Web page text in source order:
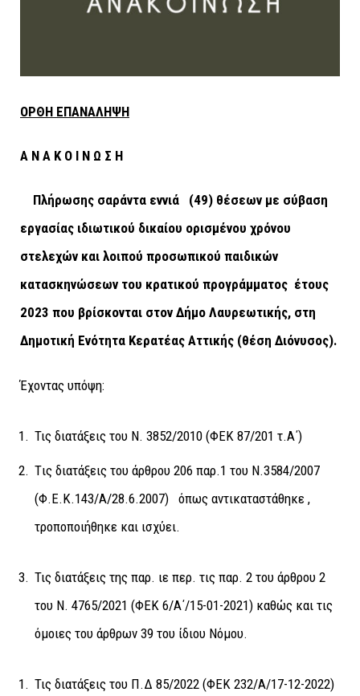
ΟΡΘΗ ΕΠΑΝΑΛΗΨΗ
Α Ν Α Κ Ο Ι Ν Ω Σ Η
Πλήρωσης σαράντα εννιά (49) θέσεων µε σύβαση
εργασίας ιδιωτικού δικαίου ορισμένου χρόνου
στελεχών και λοιπού προσωπικού παιδικών
κατασκηνώσεων του κρατικού προγράμματος έτους
2023 που βρίσκονται στον Δήμο Λαυρεωτικής, στη
Δημοτική Ενότητα Κερατέας Αττικής (θέση Διόνυσος).
Έχοντας υπόψη:
Τις διατάξεις του Ν. 3852/2010 (ΦΕΚ 87/201 τ.Α΄)
Tις διατάξεις του άρθρου 206 παρ.1 του Ν.3584/2007
(Φ.Ε.Κ.143/Α/28.6.2007) όπως αντικαταστάθηκε ,
τροποποιήθηκε και ισχύει.
Τις διατάξεις της παρ. ιε περ. τις παρ. 2 του άρθρου 2
του Ν. 4765/2021 (ΦΕΚ 6/Α΄/15-01-2021) καθώς και τις
όμοιες του άρθρων 39 του ίδιου Νόμου.
Τις διατάξεις του Π.Δ 85/2022 (ΦΕΚ 232/Α/17-12-2022)